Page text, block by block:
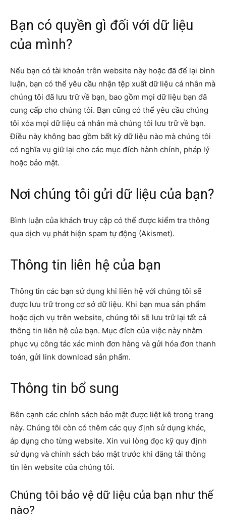
Bạn có quyền gì đối với dữ liệu
của mình?
Nếu bạn có tài khoản trên website này hoặc đã để lại bình
luận, bạn có thể yêu cầu nhận tệp xuất dữ liệu cá nhân mà
chúng tôi đã lưu trữ về bạn, bao gồm mọi dữ liệu bạn đã
cung cấp cho chúng tôi. Bạn cũng có thể yêu cầu chúng
tôi xóa mọi dữ liệu cá nhân mà chúng tôi lưu trữ về bạn.
Điều này không bao gồm bất kỳ dữ liệu nào mà chúng tôi
có nghĩa vụ giữ lại cho các mục đích hành chính, pháp lý
hoặc bảo mật.
Nơi chúng tôi gửi dữ liệu của bạn?
Bình luận của khách truy cập có thể được kiểm tra thông
qua dịch vụ phát hiện spam tự động (Akismet).
Thông tin liên hệ của bạn
Thông tin các bạn sử dụng khi liên hệ với chúng tôi sẽ
được lưu trữ trong cơ sở dữ liệu. Khi bạn mua sản phẩm
hoặc dịch vụ trên website, chúng tôi sẽ lưu trữ lại tất cả
thông tin liên hệ của bạn. Mục đích của việc này nhằm
phục vụ công tác xác minh đơn hàng và gửi hóa đơn thanh
toán, gửi link download sản phẩm.
Thông tin bổ sung
Bên cạnh các chính sách bảo mật được liệt kê trong trang
này. Chúng tôi còn có thêm các quy định sử dụng khác,
áp dụng cho từng website. Xin vui lòng đọc kỹ quy định
sử dụng và chính sách bảo mật trước khi đăng tải thông
tin lên website của chúng tôi.
Chúng tôi bảo vệ dữ liệu của bạn như thế
nào?